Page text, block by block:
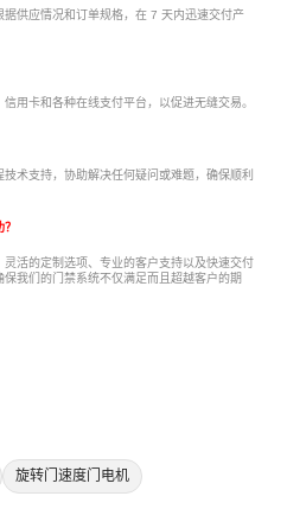
供应情况和订单规格，在 7 天内迅速交付产
用卡和各种在线支付平台，以促进无缝交易。
术支持，协助解决任何疑问或难题，确保顺利
活的定制选项、专业的客户支持以及快速交付
我们的门禁系统不仅满足而且超越客户的期
旋转门速度门电机